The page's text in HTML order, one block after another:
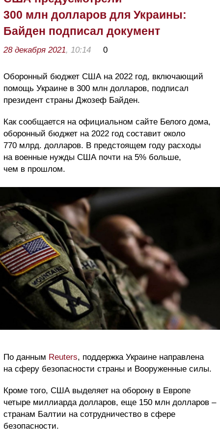
300 млн долларов для Украины:
Байден подписал документ
28 декабря 2021, 10:14 0
Оборонный бюджет США на 2022 год, включающий
помощь Украине в 300 млн долларов, подписал
президент страны Джозеф Байден.
Как сообщается на официальном сайте Белого дома,
оборонный бюджет на 2022 год составит около
770 млрд. долларов. В предстоящем году расходы
на военные нужды США почти на 5% больше,
чем в прошлом.
По данным Reuters, поддержка Украине направлена
на сферу безопасности страны и Вооруженные силы.
Кроме того, США выделяет на оборону в Европе
четыре миллиарда долларов, еще 150 млн долларов –
странам Балтии на сотрудничество в сфере
безопасности.